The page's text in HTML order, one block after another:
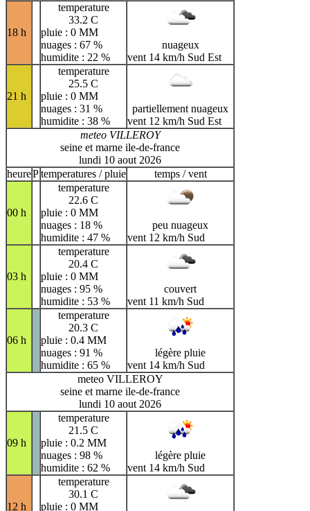
18 h
temperature
33.2 C
pluie : 0 MM
nuages : 67 %
humidite : 22 %
nuageux
vent 14 km/h Sud Est
21 h
temperature
25.5 C
pluie : 0 MM
nuages : 31 %
humidite : 38 %
partiellement nuageux
vent 12 km/h Sud Est
meteo VILLEROY
seine et marne ile-de-france
lundi 10 aout 2026
heurePtemperatures / pluie temps / vent
00 h
temperature
22.6 C
pluie : 0 MM
nuages : 18 %
humidite : 47 %
peu nuageux
vent 12 km/h Sud
03 h
temperature
20.4 C
pluie : 0 MM
nuages : 95 %
humidite : 53 %
couvert
vent 11 km/h Sud
06 h
temperature
20.3 C
pluie : 0.4 MM
nuages : 91 %
humidite : 65 %
légère pluie
vent 14 km/h Sud
meteo VILLEROY
seine et marne ile-de-france
lundi 10 aout 2026
09 h
temperature
21.5 C
pluie : 0.2 MM
nuages : 98 %
humidite : 62 %
légère pluie
vent 14 km/h Sud
12 h
temperature
30.1 C
pluie : 0 MM